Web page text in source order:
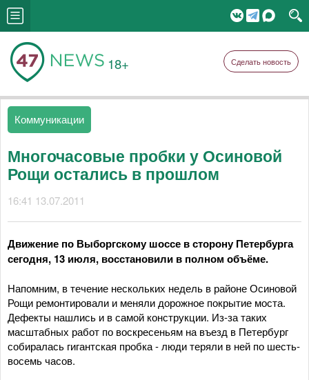
18+ Сделать новость
Коммуникации
Многочасовые пробки у Осиновой
Рощи остались в прошлом
16:41 13.07.2011
Движение по Выборгскому шоссе в сторону Петербурга
сегодня, 13 июля, восстановили в полном объёме.
Напомним, в течение нескольких недель в районе Осиновой
Рощи ремонтировали и меняли дорожное покрытие моста.
Дефекты нашлись и в самой конструкции. Из-за таких
масштабных работ по воскресеньям на въезд в Петербург
собиралась гигантская пробка - люди теряли в ней по шесть-
восемь часов.